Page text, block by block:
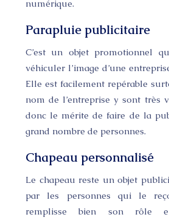
numérique.
Parapluie publicitaire
C’est un objet promotionnel
véhiculer l’image d’une
Elle est facilement repérable
nom de l’entreprise y sont très
donc le mérite de faire de la
grand nombre de personnes.
Chapeau personnalisé
Le chapeau reste un objet
par les personnes qui le
remplisse bien son rôle